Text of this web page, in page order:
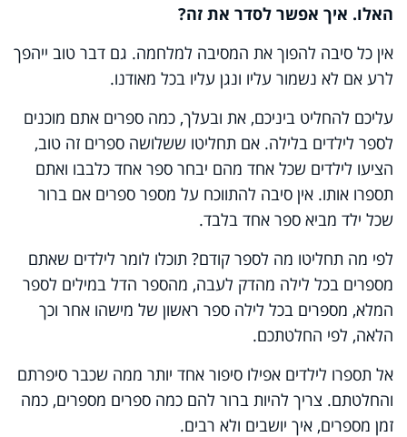
האלו. איך אפשר לסדר את זה?
אין כל סיבה להפוך את המסיבה למלחמה. גם דבר טוב ייהפך
לרע אם לא נשמור עליו ונגן עליו בכל מאודנו.
עליכם להחליט ביניכם, את ובעלך, כמה ספרים אתם מוכנים
לספר לילדים בלילה. אם תחליטו ששלושה ספרים זה טוב,
הציעו לילדים שכל אחד מהם יבחר ספר אחד כלבבו ואתם
תספרו אותו. אין סיבה להתווכח על מספר ספרים אם ברור
שכל ילד מביא ספר אחד בלבד.
לפי מה תחליטו מה לספר קודם? תוכלו לומר לילדים שאתם
מספרים בכל לילה מהדק לעבה, מהספר הדל במילים לספר
המלא, מספרים בכל לילה ספר ראשון של מישהו אחר וכך
הלאה, לפי החלטתכם.
אל תספרו לילדים אפילו סיפור אחד יותר ממה שכבר סיפרתם
והחלטתם. צריך להיות ברור להם כמה ספרים מספרים, כמה
זמן מספרים, איך יושבים ולא רבים.